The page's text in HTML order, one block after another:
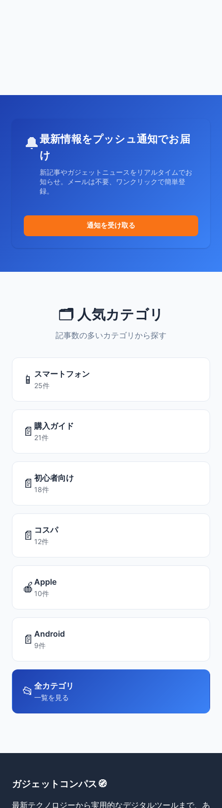
🔔最新情報をプッシュ通知でお届
け
新記事やガジェットニュースをリアルタイムでお
知らせ。メールは不要、ワンクリックで簡単登
録。
通知を受け取る
🗂️ 人気カテゴリ
記事数の多いカテゴリから探す
📱 スマートフォン
25件
📄 購入ガイド
21件
📄 初心者向け
18件
📄 コスパ
12件
🍎 Apple
10件
📄 Android
9件
📂 全カテゴリ
一覧を見る
ガジェットコンパス🧭
最新テクノロジーから実用的なデジタルツールまで、あ